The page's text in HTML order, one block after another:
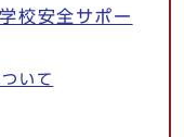
校安全サポー
いて